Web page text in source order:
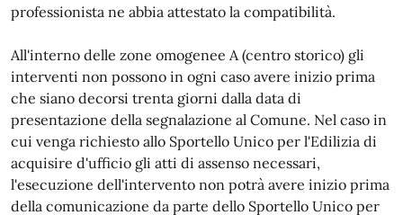
professionista ne abbia attestato la compatibilità.
All'interno delle zone omogenee A (centro storico) gli
interventi non possono in ogni caso avere inizio prima
che siano decorsi trenta giorni dalla data di
presentazione della segnalazione al Comune. Nel caso in
cui venga richiesto allo Sportello Unico per l'Edilizia di
acquisire d'ufficio gli atti di assenso necessari,
l'esecuzione dell'intervento non potrà avere inizio prima
della comunicazione da parte dello Sportello Unico per